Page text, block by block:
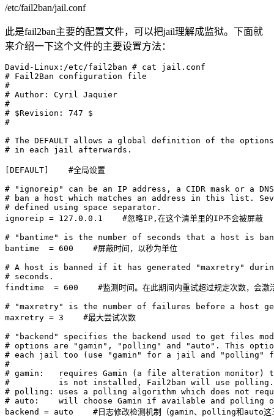
/etc/fail2ban/jail.conf
此是fail2ban主要的配置文件，可以把jail理解成监狱。下面就
来介绍一下这个文件的主要设置方法：
David-Linux:/etc/fail2ban # cat jail.conf
# Fail2Ban configuration file
#
# Author: Cyril Jaquier
#
# $Revision: 747 $
#
# The DEFAULT allows a global definition of the
# in each jail afterwards.
[DEFAULT]    #全局设置
# "ignoreip" can be an IP address, a CIDR mask or a
# ban a host which matches an address in this list.
# defined using space separator.
ignoreip = 127.0.0.1    #忽略IP,在这个清单里的IP不会被屏蔽
# "bantime" is the number of seconds that a host is
bantime  = 600    #屏蔽时间，以秒为单位
# A host is banned if it has generated "maxretry"
# seconds.
findtime  = 600    #监测时间。在此期间内重试超过规定次数，会激活
# "maxretry" is the number of failures before a host
maxretry = 3    #最大尝试次数
# "backend" specifies the backend used to get files
# options are "gamin", "polling" and "auto". This
# each jail too (use "gamin" for a jail and "polling"
#
# gamin:   requires Gamin (a file alteration monitor)
#          is not installed, Fail2ban will use polling.
# polling: uses a polling algorithm which does not
# auto:    will choose Gamin if available and polling
backend = auto    #日志修改检测机制（gamin、polling和auto这